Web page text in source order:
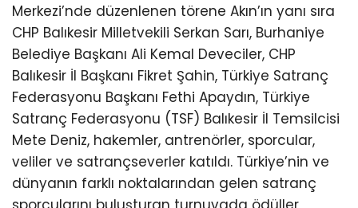
Merkezi’nde düzenlenen törene Akın’ın yanı sıra
CHP Balıkesir Milletvekili Serkan Sarı, Burhaniye
Belediye Başkanı Ali Kemal Deveciler, CHP
Balıkesir İl Başkanı Fikret Şahin, Türkiye Satranç
Federasyonu Başkanı Fethi Apaydın, Türkiye
Satranç Federasyonu (TSF) Balıkesir İl Temsilcisi
Mete Deniz, hakemler, antrenörler, sporcular,
veliler ve satrançseverler katıldı. Türkiye’nin ve
dünyanın farklı noktalarından gelen satranç